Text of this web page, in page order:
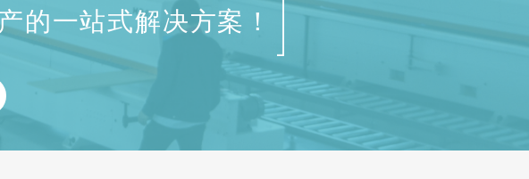
的一站式解决方案！